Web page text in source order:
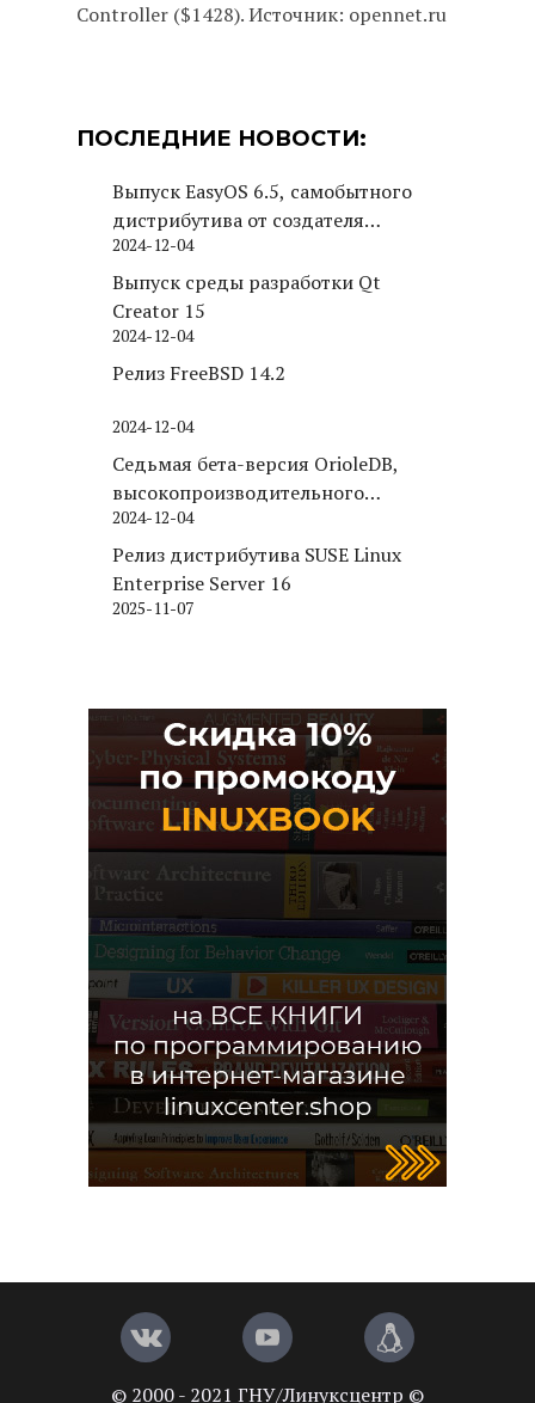
Controller ($1428). Источник: opennet.ru
ПОСЛЕДНИЕ НОВОСТИ:
Выпуск EasyOS 6.5, самобытного
дистрибутива от создателя
Puppy Linux
2024-12-04
Выпуск среды разработки Qt
Creator 15
2024-12-04
Релиз FreeBSD 14.2
2024-12-04
Седьмая бета-версия OrioleDB,
высокопроизводительного
движка хранения для PostgreSQL
2024-12-04
Релиз дистрибутива SUSE Linux
Enterprise Server 16
2025-11-07
© 2000 - 2021 ГНУ/Линуксцентр ©